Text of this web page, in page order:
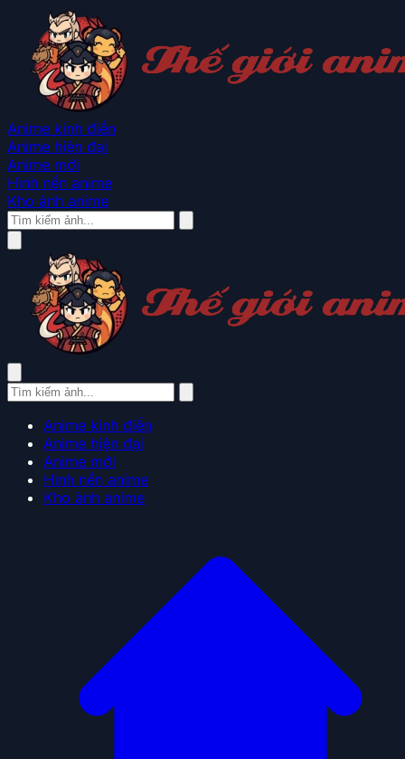
Anime kinh điển
Anime hiện đại
Anime mới
Hình nền anime
Kho ảnh anime
Anime kinh điển
Anime hiện đại
Anime mới
Hình nền anime
Kho ảnh anime